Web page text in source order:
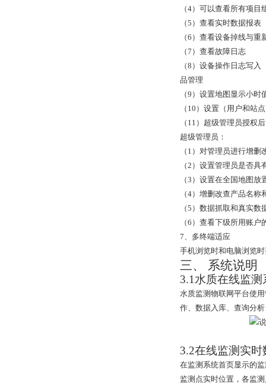
（4）可以查看所有项
（5）查看实时数据报表
（6）查看设备掉线与重
（7）查看故障日志
（8）设备操作日志写
品管理
（9）设置地图显示小
（10）设置（用户和站
（11）超级管理员授权
超级管理员：
（1）对管理员进行增删
（2）设置管理员是否具
（3）设置在全国地图
（4）增删改查产品名称
（5）数据抓取和真实
（6）查看下级所用账
7、多终端适应
手机浏览时和电脑浏览
三、 系统说明
3.1 水质在线监测
水质监测物联网平台使
作、数据入库、查询分
3.2在线监测实时
在监测系统首页显示的
监测点实时位置，各监